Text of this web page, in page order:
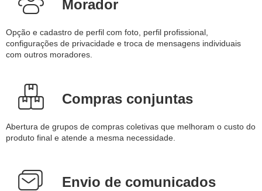
Morador
Opção e cadastro de perfil com foto, perfil profissional,
configurações de privacidade e troca de mensagens individuais
com outros moradores.
Compras conjuntas
Abertura de grupos de compras coletivas que melhoram o custo do
produto final e atende a mesma necessidade.
Envio de comunicados